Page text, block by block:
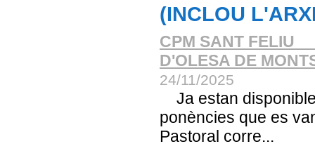
(INCLOU
CPM SANT FELIU
D'OLESA DE
24/11/2025
Ja estan
ponències que es
Pastoral corre...